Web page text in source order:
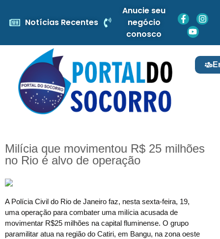
Notícias Recentes
Anucie seu
negócio
conosco
Milícia que movimentou R$ 25 milhões
no Rio é alvo de operação
APolícia Civil do Rio de Janeiro faz, nesta sexta-feira, 19,
uma operação para combater uma milícia acusada de
movimentar R$25 milhões na capital fluminense. O grupo
paramilitar atua na região do Catiri, em Bangu, na zona oeste